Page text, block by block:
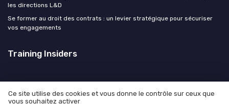
les directions L&D
Se former au droit des contrats : un levier stratégique pour sécuriser
vos engagements
Training Insiders
Ce site utilise des cookies et vous donne le contrôle sur ceux que
vous souhaitez activer